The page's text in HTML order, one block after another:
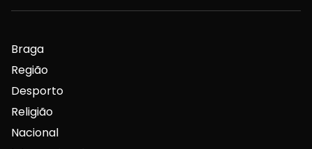
Braga
Região
Desporto
Religião
Nacional